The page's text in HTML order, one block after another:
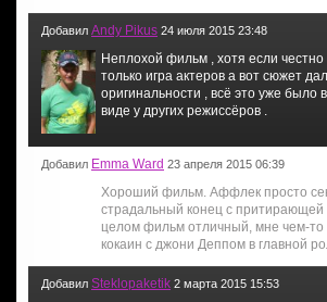
Добавил Andy Pikus 24 июля 2015 23:48
Неплохой фильм , хотя если честно
только игра актеров а вот сюжет
оригинальности , всё это уже было
виде у других режиссёров .
Добавил Emma Ward 23 апреля 2015 06:39
Хороший фильм. Аффлек просто
страдальный конец с притирающей
целом фильм отличный, мне чем-
кокаин с джони Деппом в главной
Добавил Steklopaketik 2 марта 2015 15:53